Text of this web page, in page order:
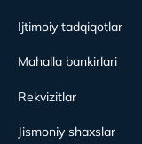
Ijtimoiy tadqiqotlar
Mahalla bankirlari
Rekvizitlar
Jismoniy shaxslar